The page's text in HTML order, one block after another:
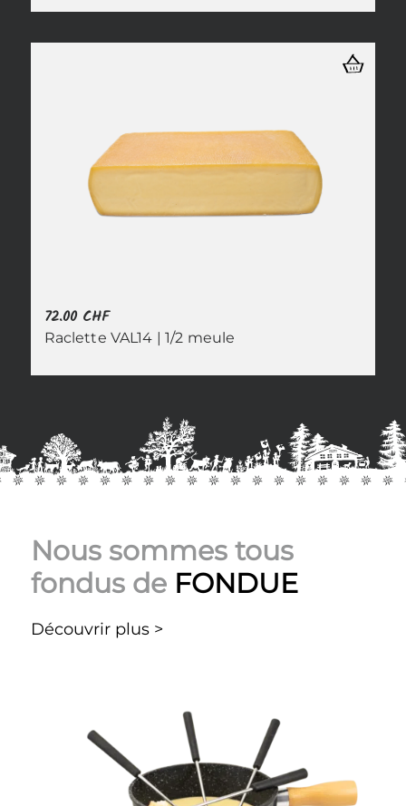
72.00 CHF
Raclette VAL14 | 1/2 meule
Nous sommes tous
fondus de FONDUE
Découvrir plus >